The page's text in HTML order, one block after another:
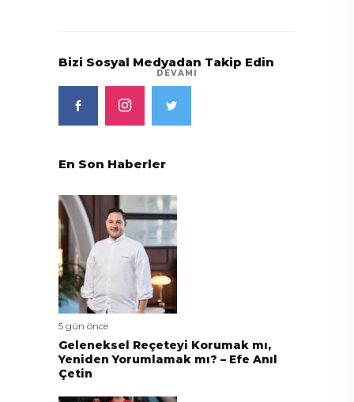
DEVAMI
Bizi Sosyal Medyadan Takip Edin
En Son Haberler
5 gün önce
Geleneksel Reçeteyi Korumak mı,
Yeniden Yorumlamak mı? – Efe Anıl
Çetin